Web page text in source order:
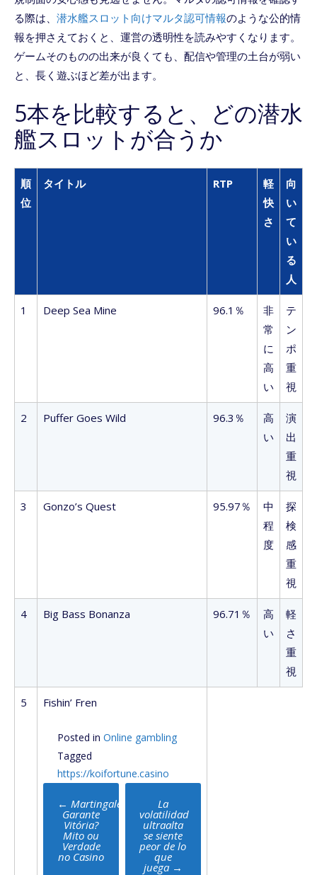
る際は、 潜水艦スロット向けマルタ認可情報のような公的情
報を押さえておくと、運営の透明性を読みやすくなります。
ゲームそのものの出来が良くても、配信や管理の土台が弱い
と、長く遊ぶほど差が出ます。
5本を比較すると、どの潜水
艦スロットが合うか
順
位
タイトル RTP
軽
快
さ
向
い
て
い
る
人
1 Deep Sea Mine 96.1％
非
常
に
高
い
テ
ン
ポ
重
視
2 Puffer Goes Wild 96.3％
高
い
演
出
重
視
3 Gonzo’s Quest 95.97％
中
程
度
探
検
感
重
視
4 Big Bass Bonanza 96.71％
高
い
軽
さ
重
視
5 Fishin’ Fren
Posted in Online gambling
Tagged
https://koifortune.casino
Post
navigation
← Martingale
Garante
Vitória?
Mito ou
Verdade
no Casino
La
volatilidad
ultraalta
se siente
peor de lo
que
juega →